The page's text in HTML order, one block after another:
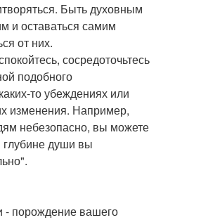
Быть духовным
и оставаться самим
от них.
сосредоточьтесь
подобного
то убеждениях или
изменения. Например,
небезопасно, вы можете
глубине души вы
- порождение вашего